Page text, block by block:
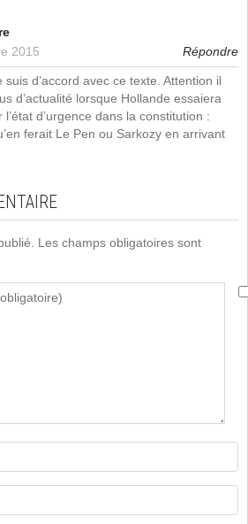
2015
Répondre
suis d’accord avec ce texte. Attention il
d’actualité lorsque Hollande essaiera
d’urgence dans la constitution :
ferait Le Pen ou Sarkozy en arrivant
Les champs obligatoires sont